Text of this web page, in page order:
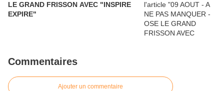
LE GRAND FRISSON AVEC "INSPIRE
EXPIRE"
Commentaires
Ajouter un commentaire